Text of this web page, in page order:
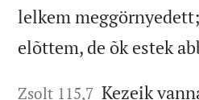
lelkem
elõttem, de õk estek
Zsolt 115,7 Kezeik